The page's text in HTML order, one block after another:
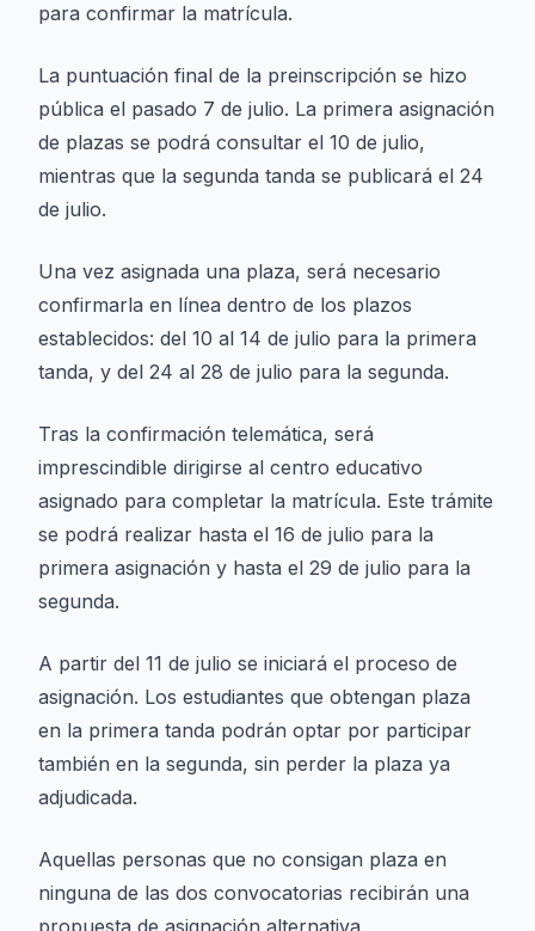
para confirmar la matrícula.
La puntuación final de la preinscripción se hizo
pública el pasado 7 de julio. La primera asignación
de plazas se podrá consultar el 10 de julio,
mientras que la segunda tanda se publicará el 24
de julio.
Una vez asignada una plaza, será necesario
confirmarla en línea dentro de los plazos
establecidos: del 10 al 14 de julio para la primera
tanda, y del 24 al 28 de julio para la segunda.
Tras la confirmación telemática, será
imprescindible dirigirse al centro educativo
asignado para completar la matrícula. Este trámite
se podrá realizar hasta el 16 de julio para la
primera asignación y hasta el 29 de julio para la
segunda.
A partir del 11 de julio se iniciará el proceso de
asignación. Los estudiantes que obtengan plaza
en la primera tanda podrán optar por participar
también en la segunda, sin perder la plaza ya
adjudicada.
Aquellas personas que no consigan plaza en
ninguna de las dos convocatorias recibirán una
propuesta de asignación alternativa.